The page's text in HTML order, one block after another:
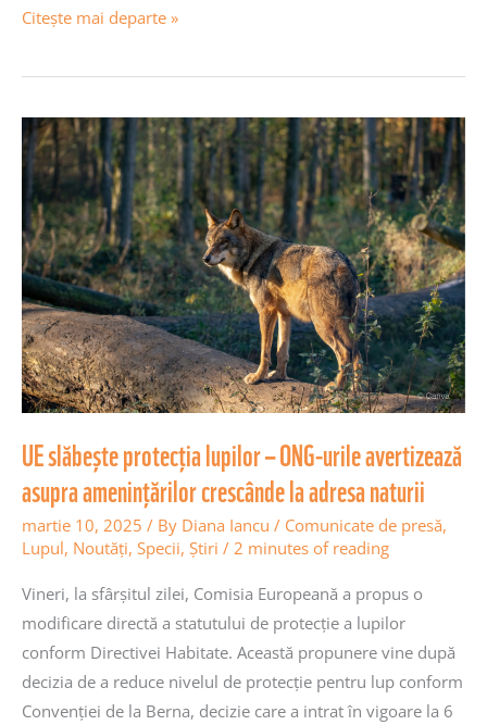
Citește mai departe »
UE slăbește protecția lupilor – ONG-urile avertizează
asupra amenințărilor crescânde la adresa naturii
martie 10, 2025 / By Diana Iancu / Comunicate de presă,
Lupul, Noutăţi, Specii, Știri / 2 minutes of reading
Vineri, la sfârșitul zilei, Comisia Europeană a propus o
modificare directă a statutului de protecție a lupilor
conform Directivei Habitate. Această propunere vine după
decizia de a reduce nivelul de protecție pentru lup conform
Convenției de la Berna, decizie care a intrat în vigoare la 6
UE
slăbește
protecția
lupilor
–
ONG-
urile
avertizează
asupra
amenințărilor
adresa
naturii